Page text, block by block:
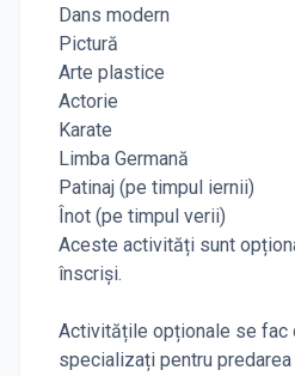
Dans modern
Pictură
Arte plastice
Actorie
Karate
Limba Germană
Patinaj (pe timpul iernii)
Înot (pe timpul verii)
Aceste activități sunt
înscriși.
Activitățile opționale se fac
specializați pentru